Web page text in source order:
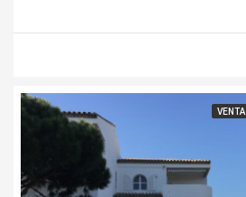
VENTA